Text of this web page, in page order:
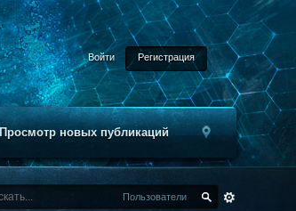
Войти Регистрация
Просмотр новых публикаций
Пользователи